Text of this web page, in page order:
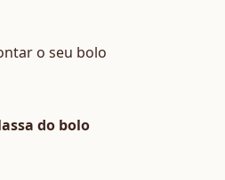
o seu bolo
do bolo